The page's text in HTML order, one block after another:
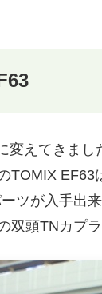
えてきまし
TOMIX
ツが入手出
頭TNカプ